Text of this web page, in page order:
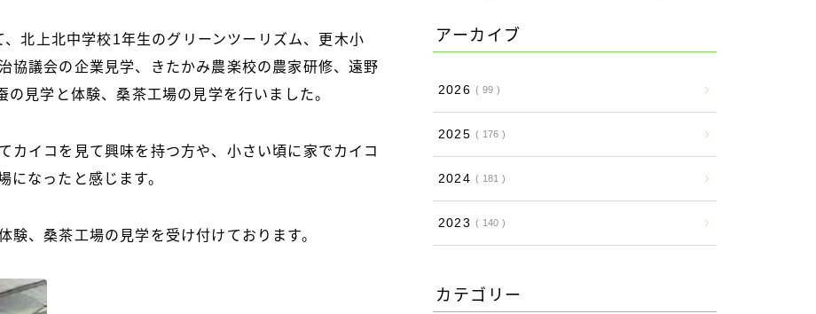
北上北中学校1年生のグリーンツーリズム、更木小
協議会の企業見学、きたかみ農楽校の農家研修、遠野
見学と体験、桑茶工場の見学を行いました。
カイコを見て興味を持つ方や、小さい頃に家でカイコ
になったと感じます。
験、桑茶工場の見学を受け付けております。
アーカイブ
2026 99
2025 176
2024 181
2023 140
カテゴリー